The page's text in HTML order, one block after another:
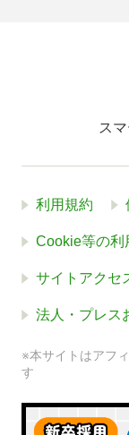
ス
利用規約
Cookie等の利
サイトアクセ
法人・プレス
※本サイトはアフ
す